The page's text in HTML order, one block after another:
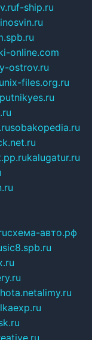
f-ship.ru
online.com
ostrov.ru
nix-files.org.ru
sobakopedia.ru
kalugatur.ru
схема-авто.рф
alimy.ru